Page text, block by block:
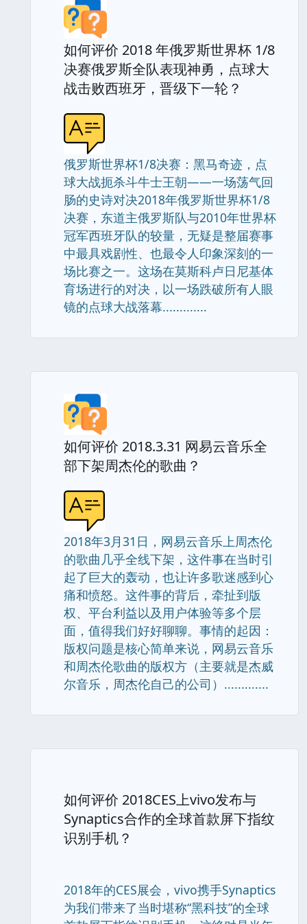
如何评价 2018 年俄罗斯世界杯 1/8
决赛俄罗斯全队表现神勇，点球大
战击败西班牙，晋级下一轮？
俄罗斯世界杯1/8决赛：黑马奇迹，点
球大战扼杀斗牛士王朝——一场荡气回
肠的史诗对决2018年俄罗斯世界杯1/8
决赛，东道主俄罗斯队与2010年世界杯
冠军西班牙队的较量，无疑是整届赛事
中最具戏剧性、也最令人印象深刻的一
场比赛之一。这场在莫斯科卢日尼基体
育场进行的对决，以一场跌破所有人眼
镜的点球大战落幕.............
如何评价 2018.3.31 网易云音乐全
部下架周杰伦的歌曲？
2018年3月31日，网易云音乐上周杰伦
的歌曲几乎全线下架，这件事在当时引
起了巨大的轰动，也让许多歌迷感到心
痛和愤怒。这件事的背后，牵扯到版
权、平台利益以及用户体验等多个层
面，值得我们好好聊聊。事情的起因：
版权问题是核心简单来说，网易云音乐
和周杰伦歌曲的版权方（主要就是杰威
尔音乐，周杰伦自己的公司）.............
如何评价 2018CES上vivo发布与
Synaptics合作的全球首款屏下指纹
识别手机？
2018年的CES展会，vivo携手Synaptics
为我们带来了当时堪称“黑科技”的全球